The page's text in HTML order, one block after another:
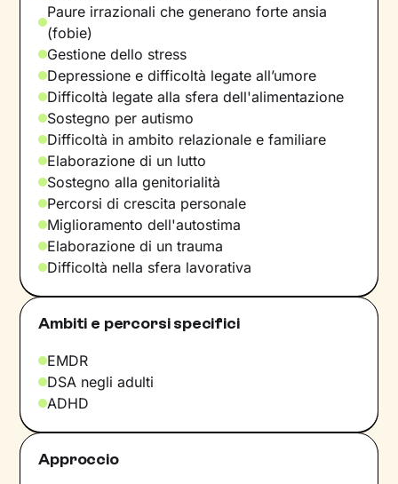
Paure irrazionali che generano forte ansia
(fobie)
Gestione dello stress
Depressione e difficoltà legate all’umore
Difficoltà legate alla sfera dell'alimentazione
Sostegno per autismo
Difficoltà in ambito relazionale e familiare
Elaborazione di un lutto
Sostegno alla genitorialità
Percorsi di crescita personale
Miglioramento dell'autostima
Elaborazione di un trauma
Difficoltà nella sfera lavorativa
Ambiti e percorsi specifici
EMDR
DSA negli adulti
ADHD
Approccio